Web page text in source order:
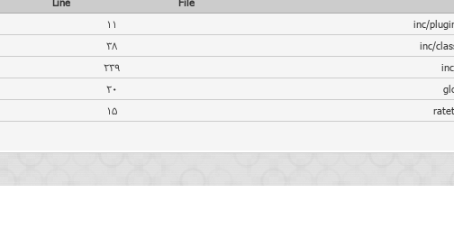
11
38
239
20
15